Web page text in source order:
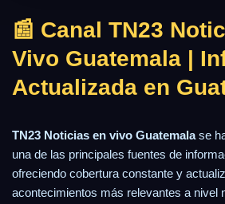
📰 Canal TN23
Vivo Guatemala |
Actualizada en
TN23 Noticias en vivo Guatemalase
una de las principales fuentes de
ofreciendo cobertura constante y
acontecimientos más relevantes a nivel